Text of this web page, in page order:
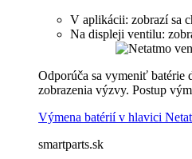
V aplikácii: zobrazí sa
Na displeji ventilu:
Odporúča sa vymeniť batérie
zobrazenia výzvy. Postup
Výmena batérií v hlavici
smartparts.sk